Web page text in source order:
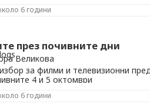
6 години
през почивните дни
Великова
за филми и телевизионни
4 и 5 октомври
6 години